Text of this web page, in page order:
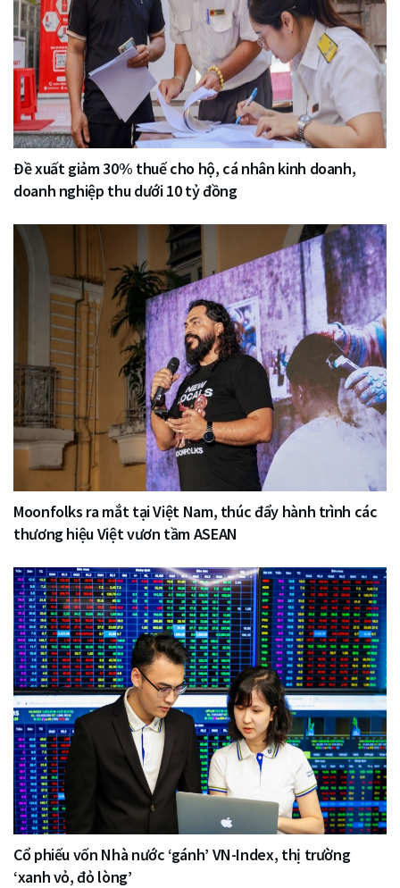
Đề xuất giảm 30% thuế cho hộ, cá nhân kinh doanh,
doanh nghiệp thu dưới 10 tỷ đồng
Moonfolks ra mắt tại Việt Nam, thúc đẩy hành trình các
thương hiệu Việt vươn tầm ASEAN
Cổ phiếu vốn Nhà nước ‘gánh’ VN-Index, thị trường
‘xanh vỏ, đỏ lòng’